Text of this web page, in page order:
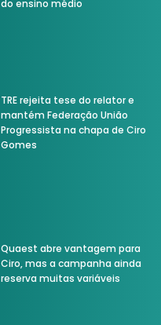
do ensino médio
TRE rejeita tese do relator e
mantém Federação União
Progressista na chapa de Ciro
Gomes
Quaest abre vantagem para
Ciro, mas a campanha ainda
reserva muitas variáveis